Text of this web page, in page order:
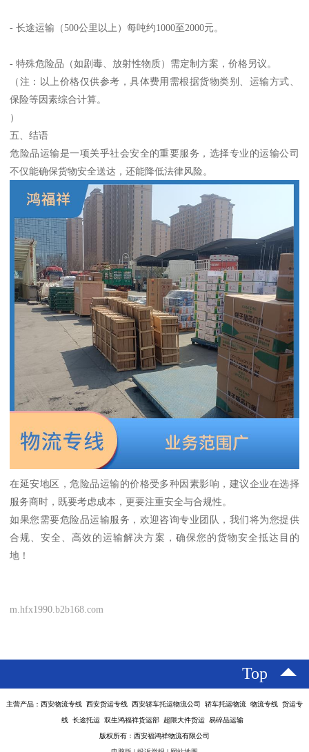
- 长途运输（500公里以上）每吨约1000至2000元。
- 特殊危险品（如剧毒、放射性物质）需定制方案，价格另议。
（注：以上价格仅供参考，具体费用需根据货物类别、运输方式、
保险等因素综合计算。
）
五、结语
危险品运输是一项关乎社会安全的重要服务，选择专业的运输公司
不仅能确保货物安全送达，还能降低法律风险。
在延安地区，危险品运输的价格受多种因素影响，建议企业在选择
服务商时，既要考虑成本，更要注重安全与合规性。
如果您需要危险品运输服务，欢迎咨询专业团队，我们将为您提供
合规、安全、高效的运输解决方案，确保您的货物安全抵达目的
地！
m.hfx1990.b2b168.com
Top
主营产品：西安物流专线 西安货运专线 西安轿车托运物流公司 轿车托运物流 物流专线 货运专
线 长途托运 双生鸿福祥货运部 超限大件货运 易碎品运输
版权所有：西安福鸿祥物流有限公司